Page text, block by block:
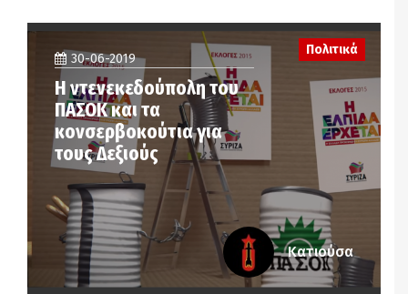
30-06-2019
Η ντενεκεδούπολη του
ΠΑΣΟΚ και τα
κονσερβοκούτια για
τους Δεξιούς
Πολιτικά
Κατιούσα